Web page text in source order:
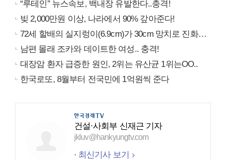
“루테인” 뉴스속보, 백내장 유발한다..충격!
빚 2,000만원 이상, 나라에서 90% 갚아준다!
72세 할배의 실지렁이(6.9cm)가 30cm 망치로 진화…
남편 몰래 조카와 데이트한 여성.. 충격!
대장암 환자 급증한 원인, 2위는 유산균 1위는OO..
한국로또, 8월부터 전국민에 1억원씩 준다
건설·사회부 신재근 기자
jkluv@hankyungtv.com
최신기사 보기